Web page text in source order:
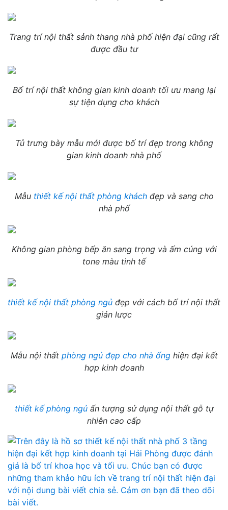
Trang trí nội thất sảnh thang nhà phố hiện đại cũng rất
được đầu tư
Bố trí nội thất không gian kinh doanh tối ưu mang lại
sự tiện dụng cho khách
Tủ trưng bày mẫu mới được bố trí đẹp trong không
gian kinh doanh nhà phố
Mẫu thiết kế nội thất phòng kháchđẹp và sang cho
nhà phố
Không gian phòng bếp ăn sang trọng và ấm cúng với
tone màu tinh tế
thiết kế nội thất phòng ngủ đẹp với cách bố trí nội thất
giản lược
Mẫu nội thất phòng ngủ đẹp cho nhà ốnghiện đại kết
hợp kinh doanh
thiết kế phòng ngủấn tượng sử dụng nội thất gỗ tự
nhiên cao cấp